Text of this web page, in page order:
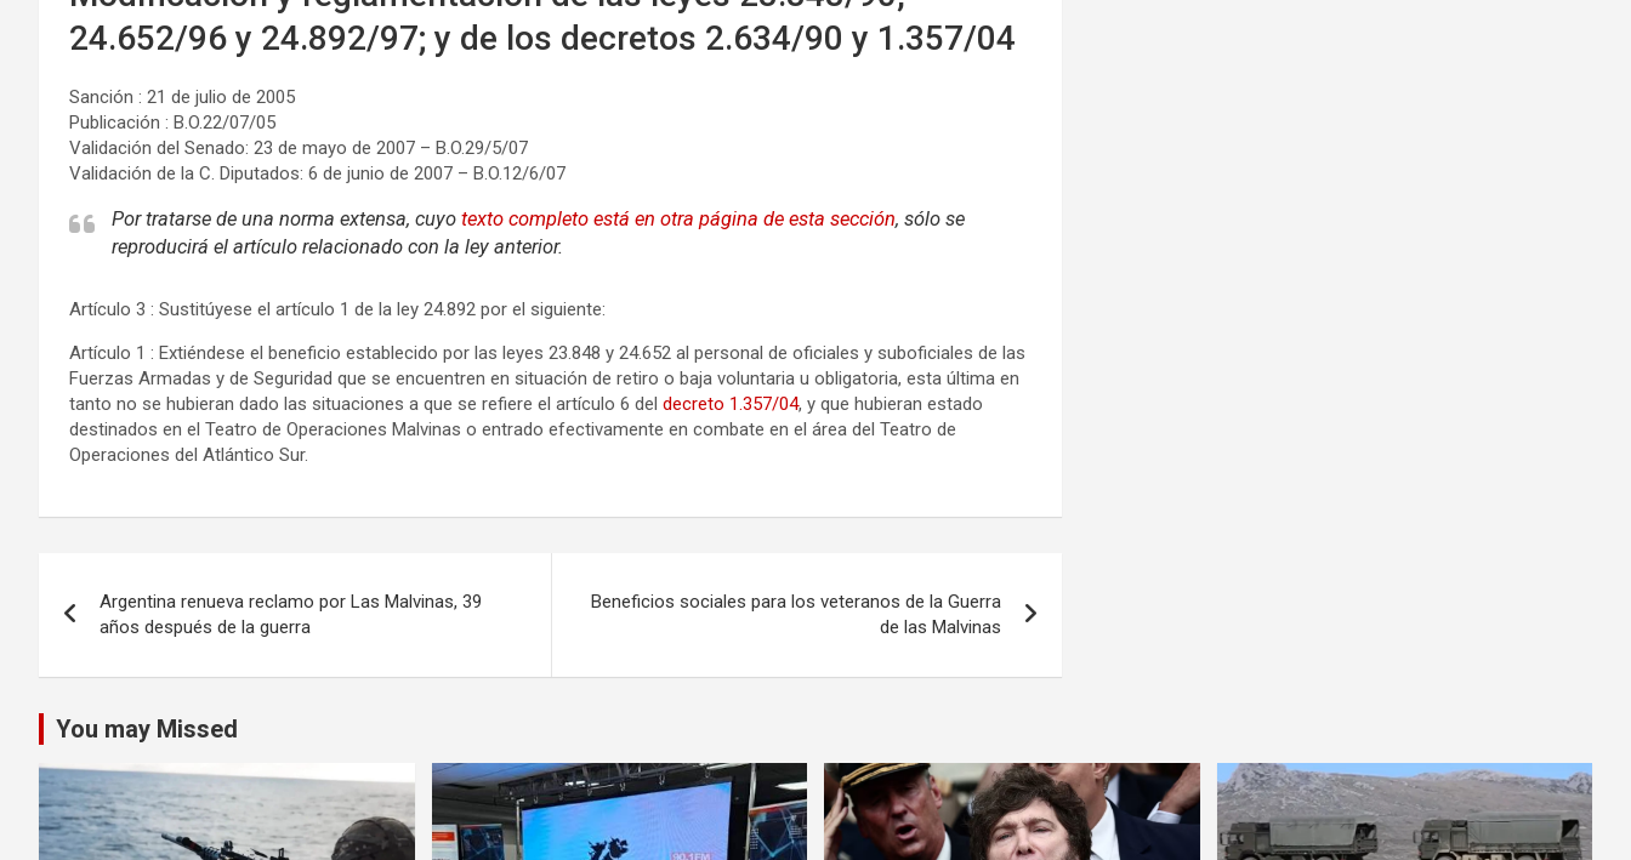
24.652/96 y 24.892/97; y de los decretos 2.634/90 y 1.357/04
Sanción : 21 de julio de 2005
Publicación : B.O.22/07/05
Validación del Senado: 23 de mayo de 2007 – B.O.29/5/07
Validación de la C. Diputados: 6 de junio de 2007 – B.O.12/6/07
Por tratarse de una norma extensa, cuyo texto completo está en otra página de esta sección, sólo se
reproducirá el artículo relacionado con la ley anterior.
Artículo 3 : Sustitúyese el artículo 1 de la ley 24.892 por el siguiente:
Artículo 1 : Extiéndese el beneficio establecido por las leyes 23.848 y 24.652 al personal de oficiales y suboficiales de las
Fuerzas Armadas y de Seguridad que se encuentren en situación de retiro o baja voluntaria u obligatoria, esta última en
tanto no se hubieran dado las situaciones a que se refiere el artículo 6 del decreto 1.357/04, y que hubieran estado
destinados en el Teatro de Operaciones Malvinas o entrado efectivamente en combate en el área del Teatro de
Operaciones del Atlántico Sur.
de
entradas
Argentina renueva reclamo por Las Malvinas, 39
años después de la guerra
Beneficios sociales para los veteranos de la Guerra
de las Malvinas
You may Missed